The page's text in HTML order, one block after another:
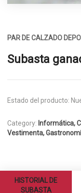
PAR DE CALZADO
Subasta
Estado del producto:
Category: Informática,
Vestimenta,
HISTORIAL DE
SUBASTA